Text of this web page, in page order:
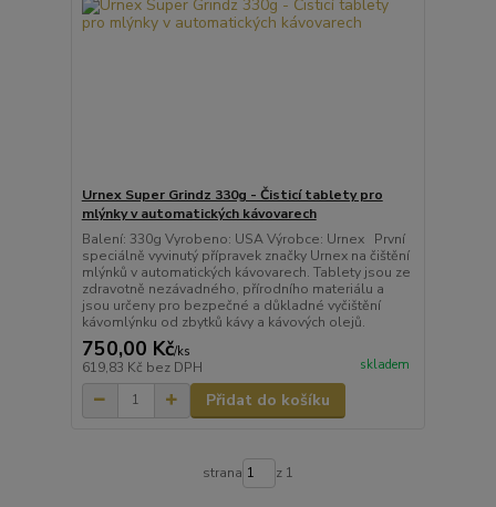
Urnex Super Grindz 330g - Čisticí tablety pro
mlýnky v automatických kávovarech
Balení: 330g Vyrobeno: USA Výrobce: Urnex První
speciálně vyvinutý přípravek značky Urnex na čištění
mlýnků v automatických kávovarech. Tablety jsou ze
zdravotně nezávadného, přírodního materiálu a
jsou určeny pro bezpečné a důkladné vyčištění
kávomlýnku od zbytků kávy a kávových olejů.
750,00 Kč/ks
619,83 Kč bez DPH skladem
Přidat do košíku
strana z 1